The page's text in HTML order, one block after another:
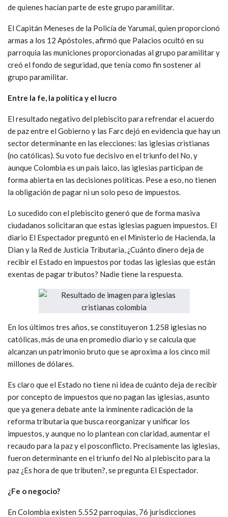
de quienes hacían parte de este grupo paramilitar.
El Capitán Meneses de la Policía de Yarumal, quien proporcionó
armas a los 12 Apóstoles, afirmó que Palacios ocultó en su
parroquia las municiones proporcionadas al grupo paramilitar y
creó el fondo de seguridad, que tenía como fin sostener al
grupo paramilitar.
Entre la fe, la política y el lucro
El resultado negativo del plebiscito para refrendar el acuerdo
de paz entre el Gobierno y las Farc dejó en evidencia que hay un
sector determinante en las elecciones: las iglesias cristianas
(no católicas). Su voto fue decisivo en el triunfo del No, y
aunque Colombia es un país laico, las iglesias participan de
forma abierta en las decisiones políticas. Pese a eso, no tienen
la obligación de pagar ni un solo peso de impuestos.
Lo sucedido con el plebiscito generó que de forma masiva
ciudadanos solicitaran que estas iglesias paguen impuestos. El
diario El Espectador preguntó en el Ministerio de Hacienda, la
Dian y la Red de Justicia Tributaria, ¿Cuánto dinero deja de
recibir el Estado en impuestos por todas las iglesias que están
exentas de pagar tributos? Nadie tiene la respuesta.
En los últimos tres años, se constituyeron 1.258 iglesias no
católicas, más de una en promedio diario y se calcula que
alcanzan un patrimonio bruto que se aproxima a los cinco mil
millones de dólares.
Es claro que el Estado no tiene ni idea de cuánto deja de recibir
por concepto de impuestos que no pagan las iglesias, asunto
que ya genera debate ante la inminente radicación de la
reforma tributaria que busca reorganizar y unificar los
impuestos, y aunque no lo plantean con claridad, aumentar el
recaudo para la paz y el posconflicto. Precisamente las iglesias,
fueron determinante en el triunfo del No al plebiscito para la
paz ¿Es hora de que tributen?, se pregunta El Espectador.
¿Fe o negocio?
En Colombia existen 5.552 parroquias, 76 jurisdicciones